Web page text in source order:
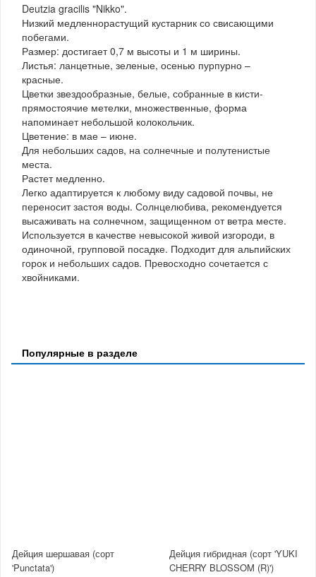
Deutzia gracilis "Nikko".
Низкий медленнорастущий кустарник со свисающими
побегами.
Размер: достигает 0,7 м высоты и 1 м ширины.
Листья: ланцетные, зеленые, осенью пурпурно –
красные.
Цветки звездообразные, белые, собранные в кисти-
прямостоячие метелки, множественные, форма
напоминает небольшой колокольчик.
Цветение: в мае – июне.
Для небольших садов, на солнечные и полутенистые
места.
Растет медленно.
Легко адаптируется к любому виду садовой почвы, не
переносит застоя воды. Солнцелюбива, рекомендуется
высаживать на солнечном, защищенном от ветра месте.
Используется в качестве невысокой живой изгороди, в
одиночной, групповой посадке. Подходит для альпийских
горок и небольших садов. Превосходно сочетается с
хвойниками.
Популярные в разделе
Дейция шершавая (сорт
'Punctata')
Дейция гибридная (сорт 'YUKI
CHERRY BLOSSOM (R)')